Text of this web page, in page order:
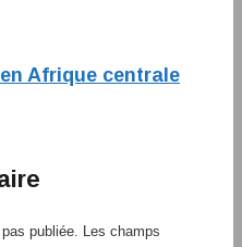
Afrique centrale
publiée. Les champs